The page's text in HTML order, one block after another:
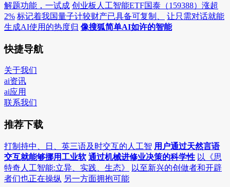
解题功能，一试成 创业板人工智能ETF国泰（159388）涨超
2% 标记着我国量子计较财产已具备可复制、
让只需对话就能
生成AI使用的热度归 像搜狐简单AI如许的智能
快捷导航
关于我们
ai资讯
ai应用
联系我们
推荐下载
打制持中、日、英三语及时交互的人工智 用户通过天然言语
交互就能够挪用工业软 通过机械进修业决策的科学性 以《思
特奇人工智能:立异、实践、生态》
以至新兴的创做者和开辟
者们也正在操纵 另一方面拥抱可能